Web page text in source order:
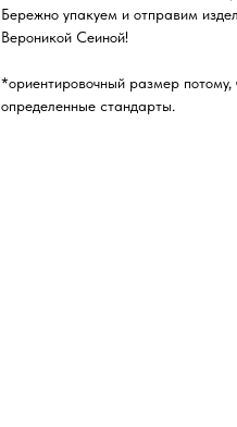
Бережно упакуем и отправим
Вероникой Сеиной!
*ориентировочный размер
определенные стандарты.